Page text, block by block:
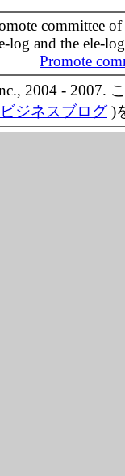
committee
log and the ele-
Promote
2004 - 2007.
ビジネスブログ)